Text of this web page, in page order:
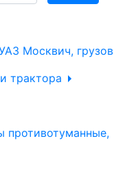
Москвич,
трактора
противотуманные,